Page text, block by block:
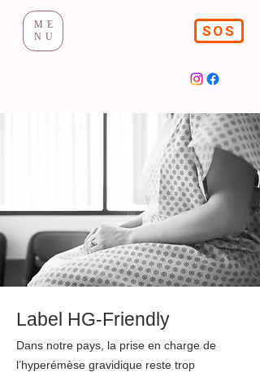
ME
NU
SOS
Label HG-Friendly
Dans notre pays, la prise en charge de
l’hyperémèse gravidique reste trop